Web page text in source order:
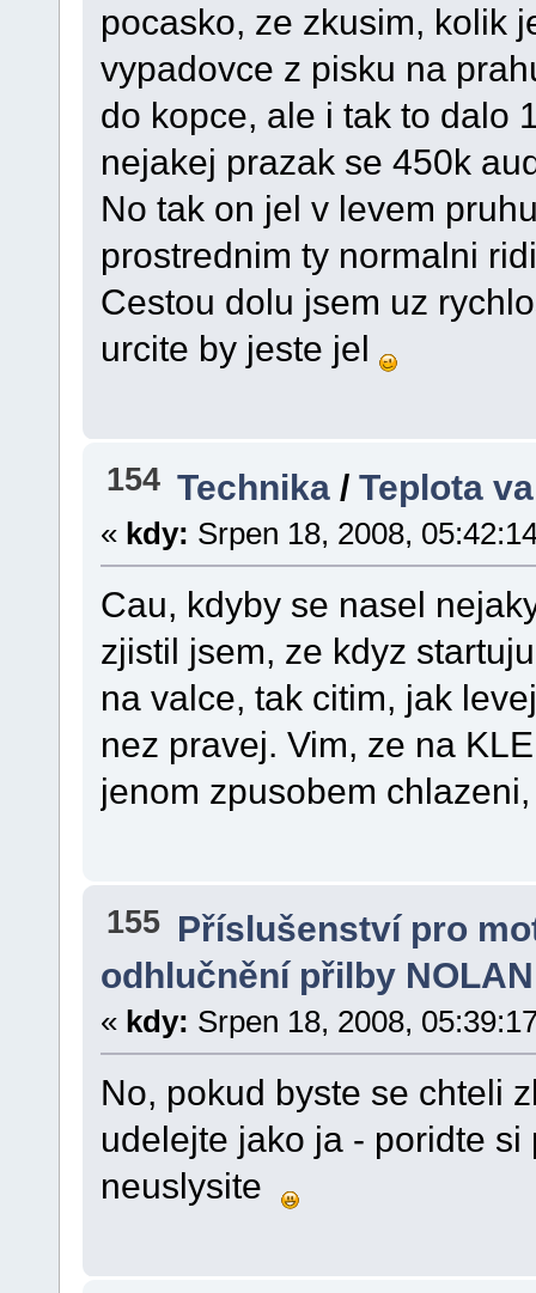
pocasko, ze zkusim, kolik
vypadovce z pisku na
do kopce, ale i tak to dalo
nejakej prazak se 450k
No tak on jel v levem
prostrednim ty normalni
Cestou dolu jsem uz
urcite by jeste jel
154 Technika /Teplota
« kdy: Srpen 18, 2008,
Cau, kdyby se nasel
zjistil jsem, ze kdyz
na valce, tak citim, jak
nez pravej. Vim, ze na
jenom zpusobem
155 Příslušenství pro
odhlučnění přilby
« kdy: Srpen 18, 2008,
No, pokud byste se chteli
udelejte jako ja - poridte
neuslysite